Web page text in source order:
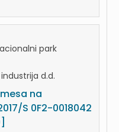
park
d.d.
na
S 0F2-0018042